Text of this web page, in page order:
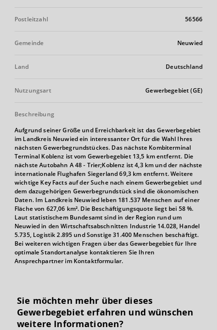
Postleitzahl 56566
Gemeinde Neuwied
Land Deutschland
Nutzungsart Gewerbegebiet (GE)
Beschreibung
Aufgrund seiner Größe und Erreichbarkeit ist das Gewerbegebiet
im Landkreis Neuwied ein interessanter Ort für die Wahl Ihres
nächsten Gewerbegrundstückes. Das nächste Kombiterminal
Terminal Koblenz ist vom Gewerbegebiet 13,5 km entfernt. Die
nächste Autobahn A 48 - Trier;Koblenz ist 4,3 km und der nächste
internationale Flughafen Siegerland 69,3 km entfernt. Weitere
wichtige Key Facts auf der Suche nach einem Gewerbegebiet und
dem dazugehörigen Gewerbegrundstück sind die ökonomischen
Daten. Im Landkreis Neuwied leben 181.537 Menschen auf einer
Fläche von 627,06 km². Die Beschäftigungsquote liegt bei 58 %.
Laut statistischem Bundesamt sind in der Region rund um
Neuwied in den Wirtschaftsabschnitten Industrie 14.028, Handel
5.735, Logistik 2.895 und Sonstige 31.400 Menschen beschäftigt.
Bei weiteren wichtigen Fragen über das Gewerbegebiet für Ihre
optimale Standortanalyse kontaktieren Sie Ihren
Ansprechpartner im Kontaktformular.
Sie möchten mehr über dieses
Gewerbegebiet erfahren und wünschen
weitere Informationen?